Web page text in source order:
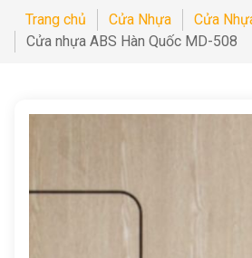
Trang chủ Cửa Nhựa
Cửa
Cửa nhựa ABS Hàn Quốc MD-508